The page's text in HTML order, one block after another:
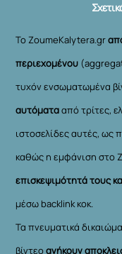
Το ZoumeKalytera.gr
περιεχομένου
τυχόν ενσωματωμένα
αυτόματααπό τρίτες,
ιστοσελίδες αυτές, ως
καθώς η εμφάνιση στο
επισκεψιμότητά τους
μέσω backlink κοκ.
Τα πνευματικά
βίντεοανήκουν